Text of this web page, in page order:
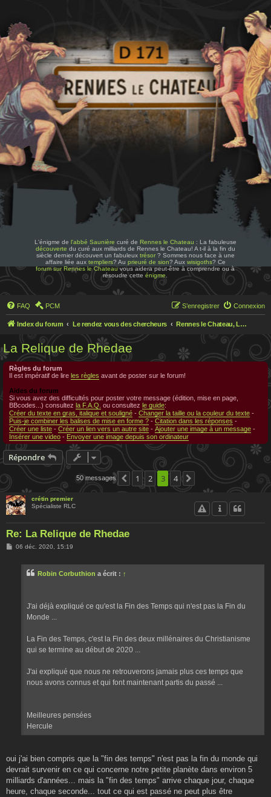
L'énigme de l'abbé Saunière curé de Rennes le Chateau : La fabuleuse
découverte du curé aux milliards de Rennes le Chateau! A t-il à la fin du
siècle dernier découvert un fabuleux trésor? Sommes nous face à une
affaire liée aux templiers? Au prieuré de sion? Aux wisigoths? Ce
forum sur Rennes le Chateauvous aidera peut-être à comprendre ou à
résoudre cetteénigme
FAQ PCM Connexion
S’enregistrer
Index du forum Le rendez vous des chercheurs Rennes le Chateau, Le rendez-vous des chercheurs
La Relique de Rhedae
Règles du forum
Il est impératif de lire les règles avant de poster sur le forum!
Aides du forum
Si vous avez des difficultés pour poster votre message (édition, mise en page,
BBcodes...) consultez la F.A.Q. ou consultez le guide:
Créer du texte en gras, italique et souligné - Changer la taille ou la couleur du texte -
Puis-je combiner les balises de mise en forme ? - Citation dans les réponses -
Créer une liste - Créer un lien vers un autre site - Ajouter une image à un message -
Insérer une video - Envoyer une image depuis son ordinateur
Répondre
50 messages Précédente
1 2 3 4 Suivante
crétin premier
Spécialiste RLC
Re: La Relique de Rhedae
M06 déc. 2020, 15:19
Robin Corbuthion a écrit : ↑
J'ai déjà expliqué ce qu'est la Fin des Temps qui n'est pas la Fin du
Monde ...
La Fin des Temps, c'est la Fin des deux millénaires du Christianisme
qui se termine au début de 2020 ...
J'ai expliqué que nous ne retrouverons jamais plus ces temps que
nous avons connus et qui font maintenant partis du passé ...
Meilleures pensées
Hercule
oui j'ai bien compris que la "fin des temps" n'est pas la fin du monde qui
devrait survenir en ce qui concerne notre petite planète dans environ 5
milliards d'années... mais la "fin des temps" arrive chaque jour, chaque
heure, chaque seconde... tout ce qui est passé ne peut plus être